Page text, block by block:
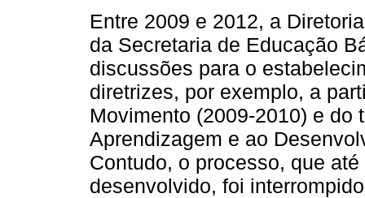
Entre 2009 e 2012, a
da Secretaria de Educação
discussões para o
diretrizes, por exemplo, a
Movimento (2009-2010) e do
Aprendizagem e ao
Contudo, o processo, que
desenvolvido, foi